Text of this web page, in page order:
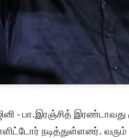
- பா.இரஞ்சித்
நடித்துள்ளனர்.